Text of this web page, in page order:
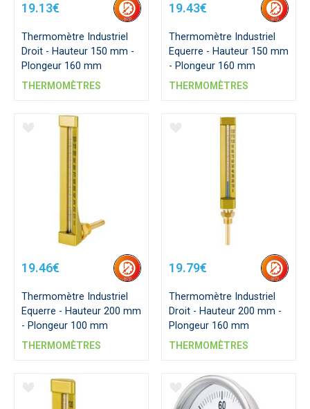
19.13€
Thermomètre Industriel
Droit - Hauteur 150 mm -
Plongeur 160 mm
THERMOMÈTRES
19.43€
Thermomètre Industriel
Equerre - Hauteur 150 mm
- Plongeur 160 mm
THERMOMÈTRES
19.46€
Thermomètre Industriel
Equerre - Hauteur 200 mm
- Plongeur 100 mm
THERMOMÈTRES
19.79€
Thermomètre Industriel
Droit - Hauteur 200 mm -
Plongeur 160 mm
THERMOMÈTRES